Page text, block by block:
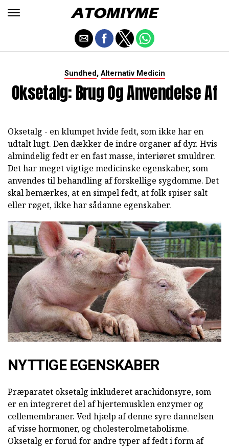
Sundhed, Alternativ Medicin
Oksetalg: Brug Og Anvendelse Af
Oksetalg - en klumpet hvide fedt, som ikke har en
udtalt lugt. Den dækker de indre organer af dyr. Hvis
almindelig fedt er en fast masse, interiøret smuldrer.
Det har meget vigtige medicinske egenskaber, som
anvendes til behandling af forskellige sygdomme. Det
skal bemærkes, at en simpel fedt, at folk spiser salt
eller røget, ikke har sådanne egenskaber.
NYTTIGE EGENSKABER
Præparatet oksetalg inkluderet arachidonsyre, som
er en integreret del af hjertemusklen enzymer og
cellemembraner. Ved hjælp af denne syre dannelsen
af visse hormoner, og cholesterolmetabolisme.
Oksetalg er forud for andre typer af fedt i form af